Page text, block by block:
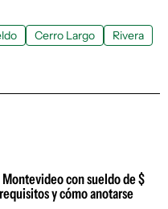
Cerro Largo
Rivera
con sueldo de $
y cómo anotarse